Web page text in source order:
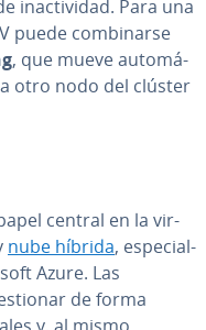
inac­ti­vi­dad. Para una
puede co­m­bi­nar­se
, que mueve au­to­má­
otro nodo del clúster
central en la vi­r­
nube híbrida, es­pe­cia­l­
Azure. Las
de forma